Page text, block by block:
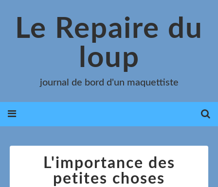
Le Repaire du
loup
journal de bord d'un maquettiste
L'importance des
petites choses